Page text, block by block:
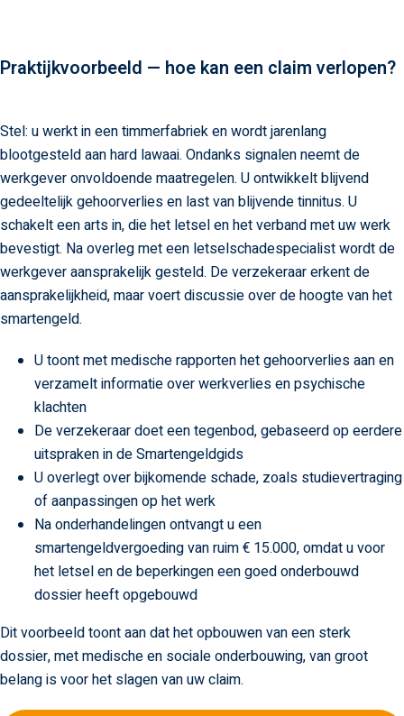
Praktijkvoorbeeld — hoe kan een claim verlopen?
Stel: u werkt in een timmerfabriek en wordt jarenlang
blootgesteld aan hard lawaai. Ondanks signalen neemt de
werkgever onvoldoende maatregelen. U ontwikkelt blijvend
gedeeltelijk gehoorverlies en last van blijvende tinnitus. U
schakelt een arts in, die het letsel en het verband met uw werk
bevestigt. Na overleg met een letselschadespecialist wordt de
werkgever aansprakelijk gesteld. De verzekeraar erkent de
aansprakelijkheid, maar voert discussie over de hoogte van het
smartengeld.
U toont met medische rapporten het gehoorverlies aan en
verzamelt informatie over werkverlies en psychische
klachten
De verzekeraar doet een tegenbod, gebaseerd op eerdere
uitspraken in de Smartengeldgids
U overlegt over bijkomende schade, zoals studievertraging
of aanpassingen op het werk
Na onderhandelingen ontvangt u een
smartengeldvergoeding van ruim € 15.000, omdat u voor
het letsel en de beperkingen een goed onderbouwd
dossier heeft opgebouwd
Dit voorbeeld toont aan dat het opbouwen van een sterk
dossier, met medische en sociale onderbouwing, van groot
belang is voor het slagen van uw claim.